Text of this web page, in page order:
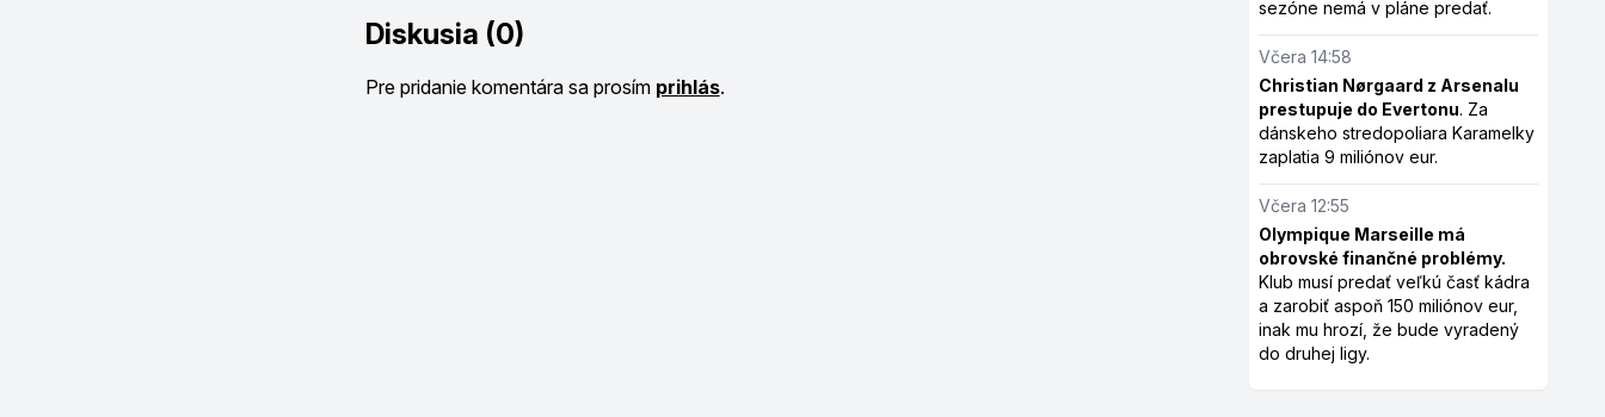
Diskusia (0)
Pre pridanie komentára sa prosím prihlás.
sezóne nemá v pláne predať.
Včera 14:58
Christian Nørgaard z Arsenalu
prestupuje do Evertonu. Za
dánskeho stredopoliara Karamelky
zaplatia 9 miliónov eur.
Včera 12:55
Olympique Marseille má
obrovské finančné problémy.
Klub musí predať veľkú časť kádra
a zarobiť aspoň 150 miliónov eur,
inak mu hrozí, že bude vyradený
do druhej ligy.